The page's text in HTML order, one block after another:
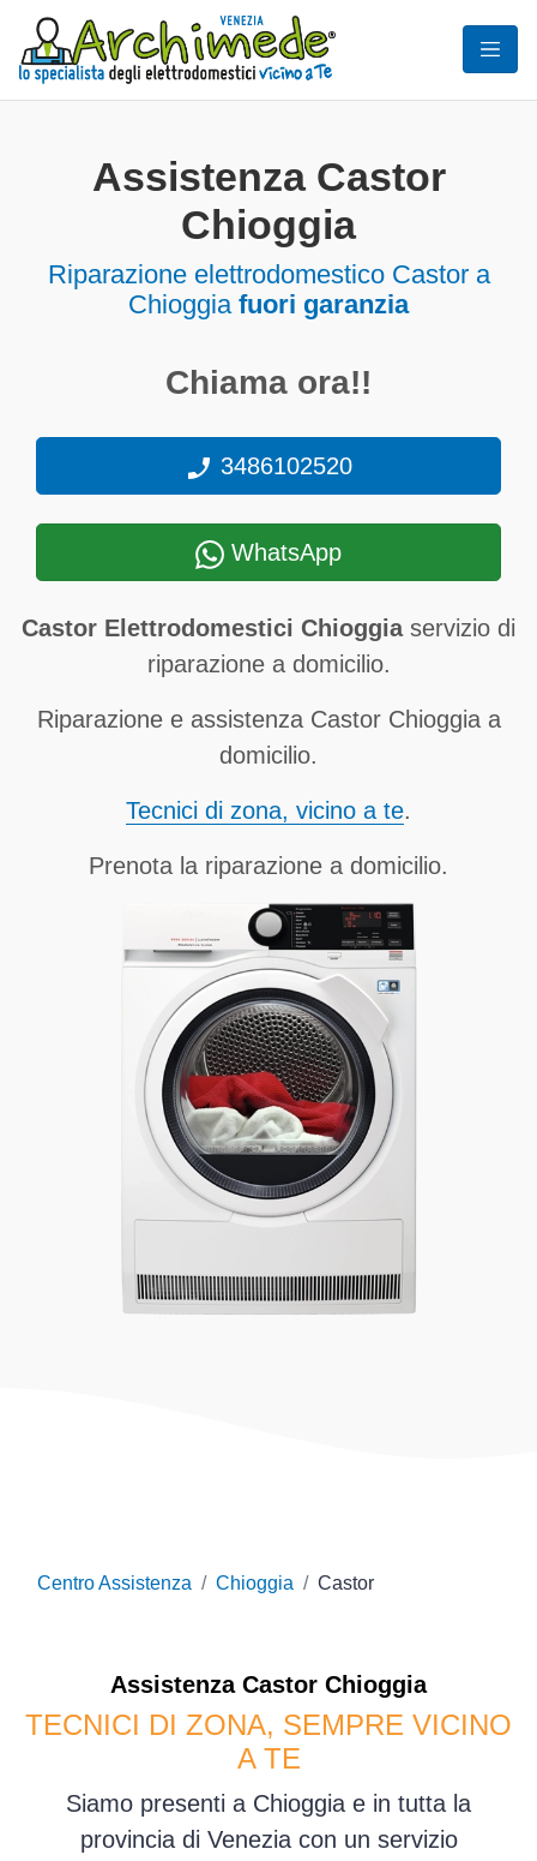
Assistenza Castor
Chioggia
Riparazione elettrodomestico Castor a
Chioggia fuori garanzia
Chiama ora!!
3486102520
WhatsApp
Castor Elettrodomestici Chioggiaservizio di
riparazione a domicilio.
Riparazione e assistenza Castor Chioggia a
domicilio.
Tecnici di zona, vicino a te.
Prenota la riparazione a domicilio.
Centro Assistenza Chioggia Castor
Assistenza Castor Chioggia
TECNICI DI ZONA, SEMPRE VICINO
A TE
Siamo presenti a Chioggia e in tutta la
provincia di Venezia con un servizio